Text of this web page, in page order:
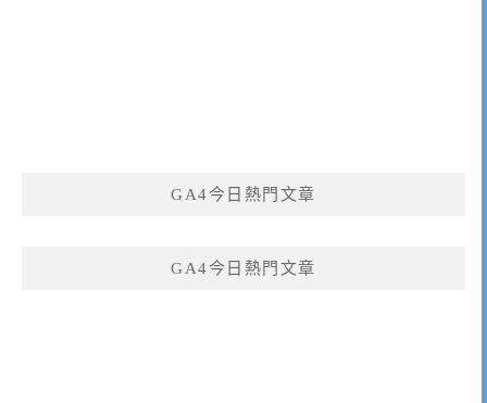
GA4今日熱門文章
GA4今日熱門文章